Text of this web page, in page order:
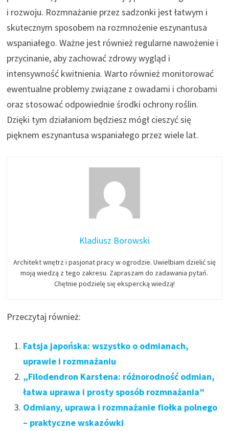
i rozwoju. Rozmnażanie przez sadzonki jest łatwym i
skutecznym sposobem na rozmnożenie eszynantusa
wspaniałego. Ważne jest również regularne nawożenie i
przycinanie, aby zachować zdrowy wygląd i
intensywność kwitnienia. Warto również monitorować
ewentualne problemy związane z owadami i chorobami
oraz stosować odpowiednie środki ochrony roślin.
Dzięki tym działaniom będziesz mógł cieszyć się
pięknem eszynantusa wspaniałego przez wiele lat.
Kladiusz Borowski
Architekt wnętrz i pasjonat pracy w ogrodzie. Uwielbiam dzielić się
moją wiedzą z tego zakresu. Zapraszam do zadawania pytań.
Chętnie podzielę się ekspercką wiedzą!
Przeczytaj również:
Fatsja japońska: wszystko o odmianach,
uprawie i rozmnażaniu
„Filodendron Karstena: różnorodność odmian,
łatwa uprawa i prosty sposób rozmnażania”
Odmiany, uprawa i rozmnażanie fiołka polnego
– praktyczne wskazówki